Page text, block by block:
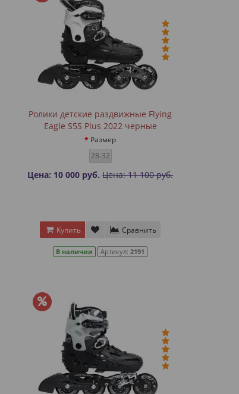
Ролики детские раздвижные Flying
Eagle S5S Plus 2022 черные
Размер
28-32
Цена: 10 000 руб. Цена: 11 100 руб.
Купить Сравнить
В наличии Артикул:2191